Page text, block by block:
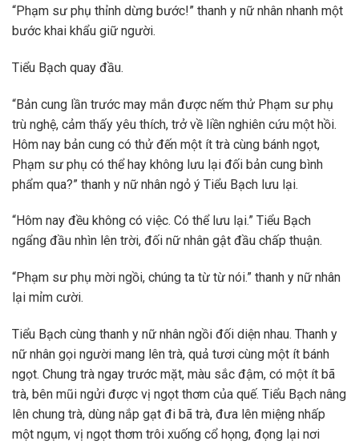
“Phạm sư phụ thỉnh dừng bước!” thanh y nữ nhân nhanh một
bước khai khẩu giữ người.
Tiểu Bạch quay đầu.
“Bản cung lần trước may mắn được nếm thử Phạm sư phụ
trù nghệ, cảm thấy yêu thích, trở về liền nghiên cứu một hồi.
Hôm nay bản cung có thử đến một ít trà cùng bánh ngọt,
Phạm sư phụ có thể hay không lưu lại đối bản cung bình
phẩm qua?” thanh y nữ nhân ngỏ ý Tiểu Bạch lưu lại.
“Hôm nay đều không có việc. Có thể lưu lại.” Tiểu Bạch
ngẩng đầu nhìn lên trời, đối nữ nhân gật đầu chấp thuận.
“Phạm sư phụ mời ngồi, chúng ta từ từ nói.” thanh y nữ nhân
lại mỉm cười.
Tiểu Bạch cùng thanh y nữ nhân ngồi đối diện nhau. Thanh y
nữ nhân gọi người mang lên trà, quả tươi cùng một ít bánh
ngọt. Chung trà ngay trước mặt, màu sắc đậm, có một ít bã
trà, bên mũi ngửi được vị ngọt thơm của quế. Tiểu Bạch nâng
lên chung trà, dùng nắp gạt đi bã trà, đưa lên miệng nhấp
một ngụm, vị ngọt thơm trôi xuống cổ họng, đọng lại nơi